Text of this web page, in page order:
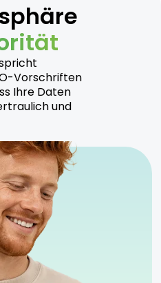
Vorschriften
Ihre Daten
und